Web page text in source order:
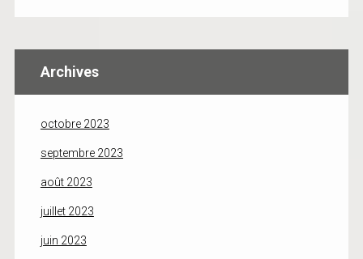
Archives
octobre 2023
septembre 2023
août 2023
juillet 2023
juin 2023